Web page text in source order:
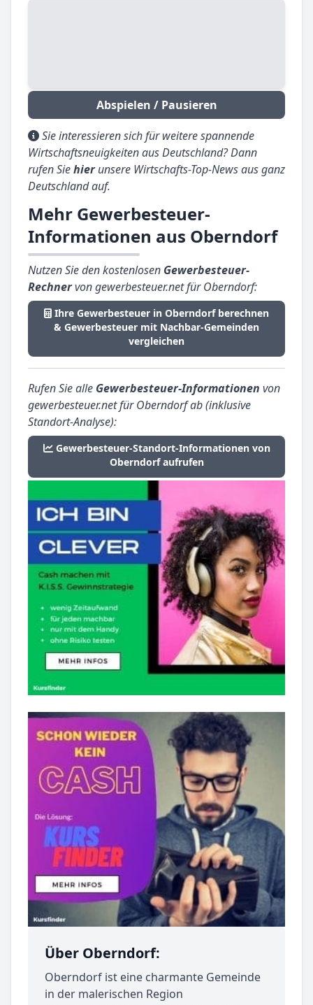
Abspielen / Pausieren
Sie interessieren sich für weitere spannende
Wirtschaftsneuigkeiten aus Deutschland? Dann
rufen Siehierunsere Wirtschafts-Top-News aus ganz
Deutschland auf.
Mehr Gewerbesteuer-
Informationen aus Oberndorf
Nutzen Sie den kostenlosen Gewerbesteuer-
Rechnervon gewerbesteuer.net für Oberndorf:
Ihre Gewerbesteuer in Oberndorf berechnen
& Gewerbesteuer mit Nachbar-Gemeinden
vergleichen
Rufen Sie alle Gewerbesteuer-Informationen von
gewerbesteuer.net für Oberndorf ab (inklusive
Standort-Analyse):
Gewerbesteuer-Standort-Informationen von
Oberndorf aufrufen
Über Oberndorf:
Oberndorf ist eine charmante Gemeinde
in der malerischen Region